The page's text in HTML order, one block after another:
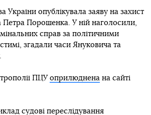
України опублікувала заяву на захист
Петра Порошенка. У ній наголосили,
справ за політичними
згадали часи Януковича та
ПЦУ оприлюднена на сайті
судові переслідування